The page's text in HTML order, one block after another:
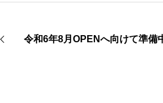
令和6年8月OPENへ向けて準備